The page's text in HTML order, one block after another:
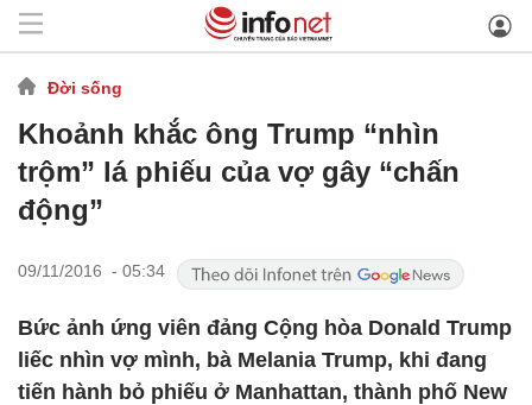
Đời sống
Khoảnh khắc ông Trump “nhìn
trộm” lá phiếu của vợ gây “chấn
động”
09/11/2016 - 05:34
Bức ảnh ứng viên đảng Cộng hòa Donald Trump
liếc nhìn vợ mình, bà Melania Trump, khi đang
tiến hành bỏ phiếu ở Manhattan, thành phố New